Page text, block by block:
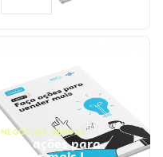
NEGÓCIOS, VENDAS
Faça ações para